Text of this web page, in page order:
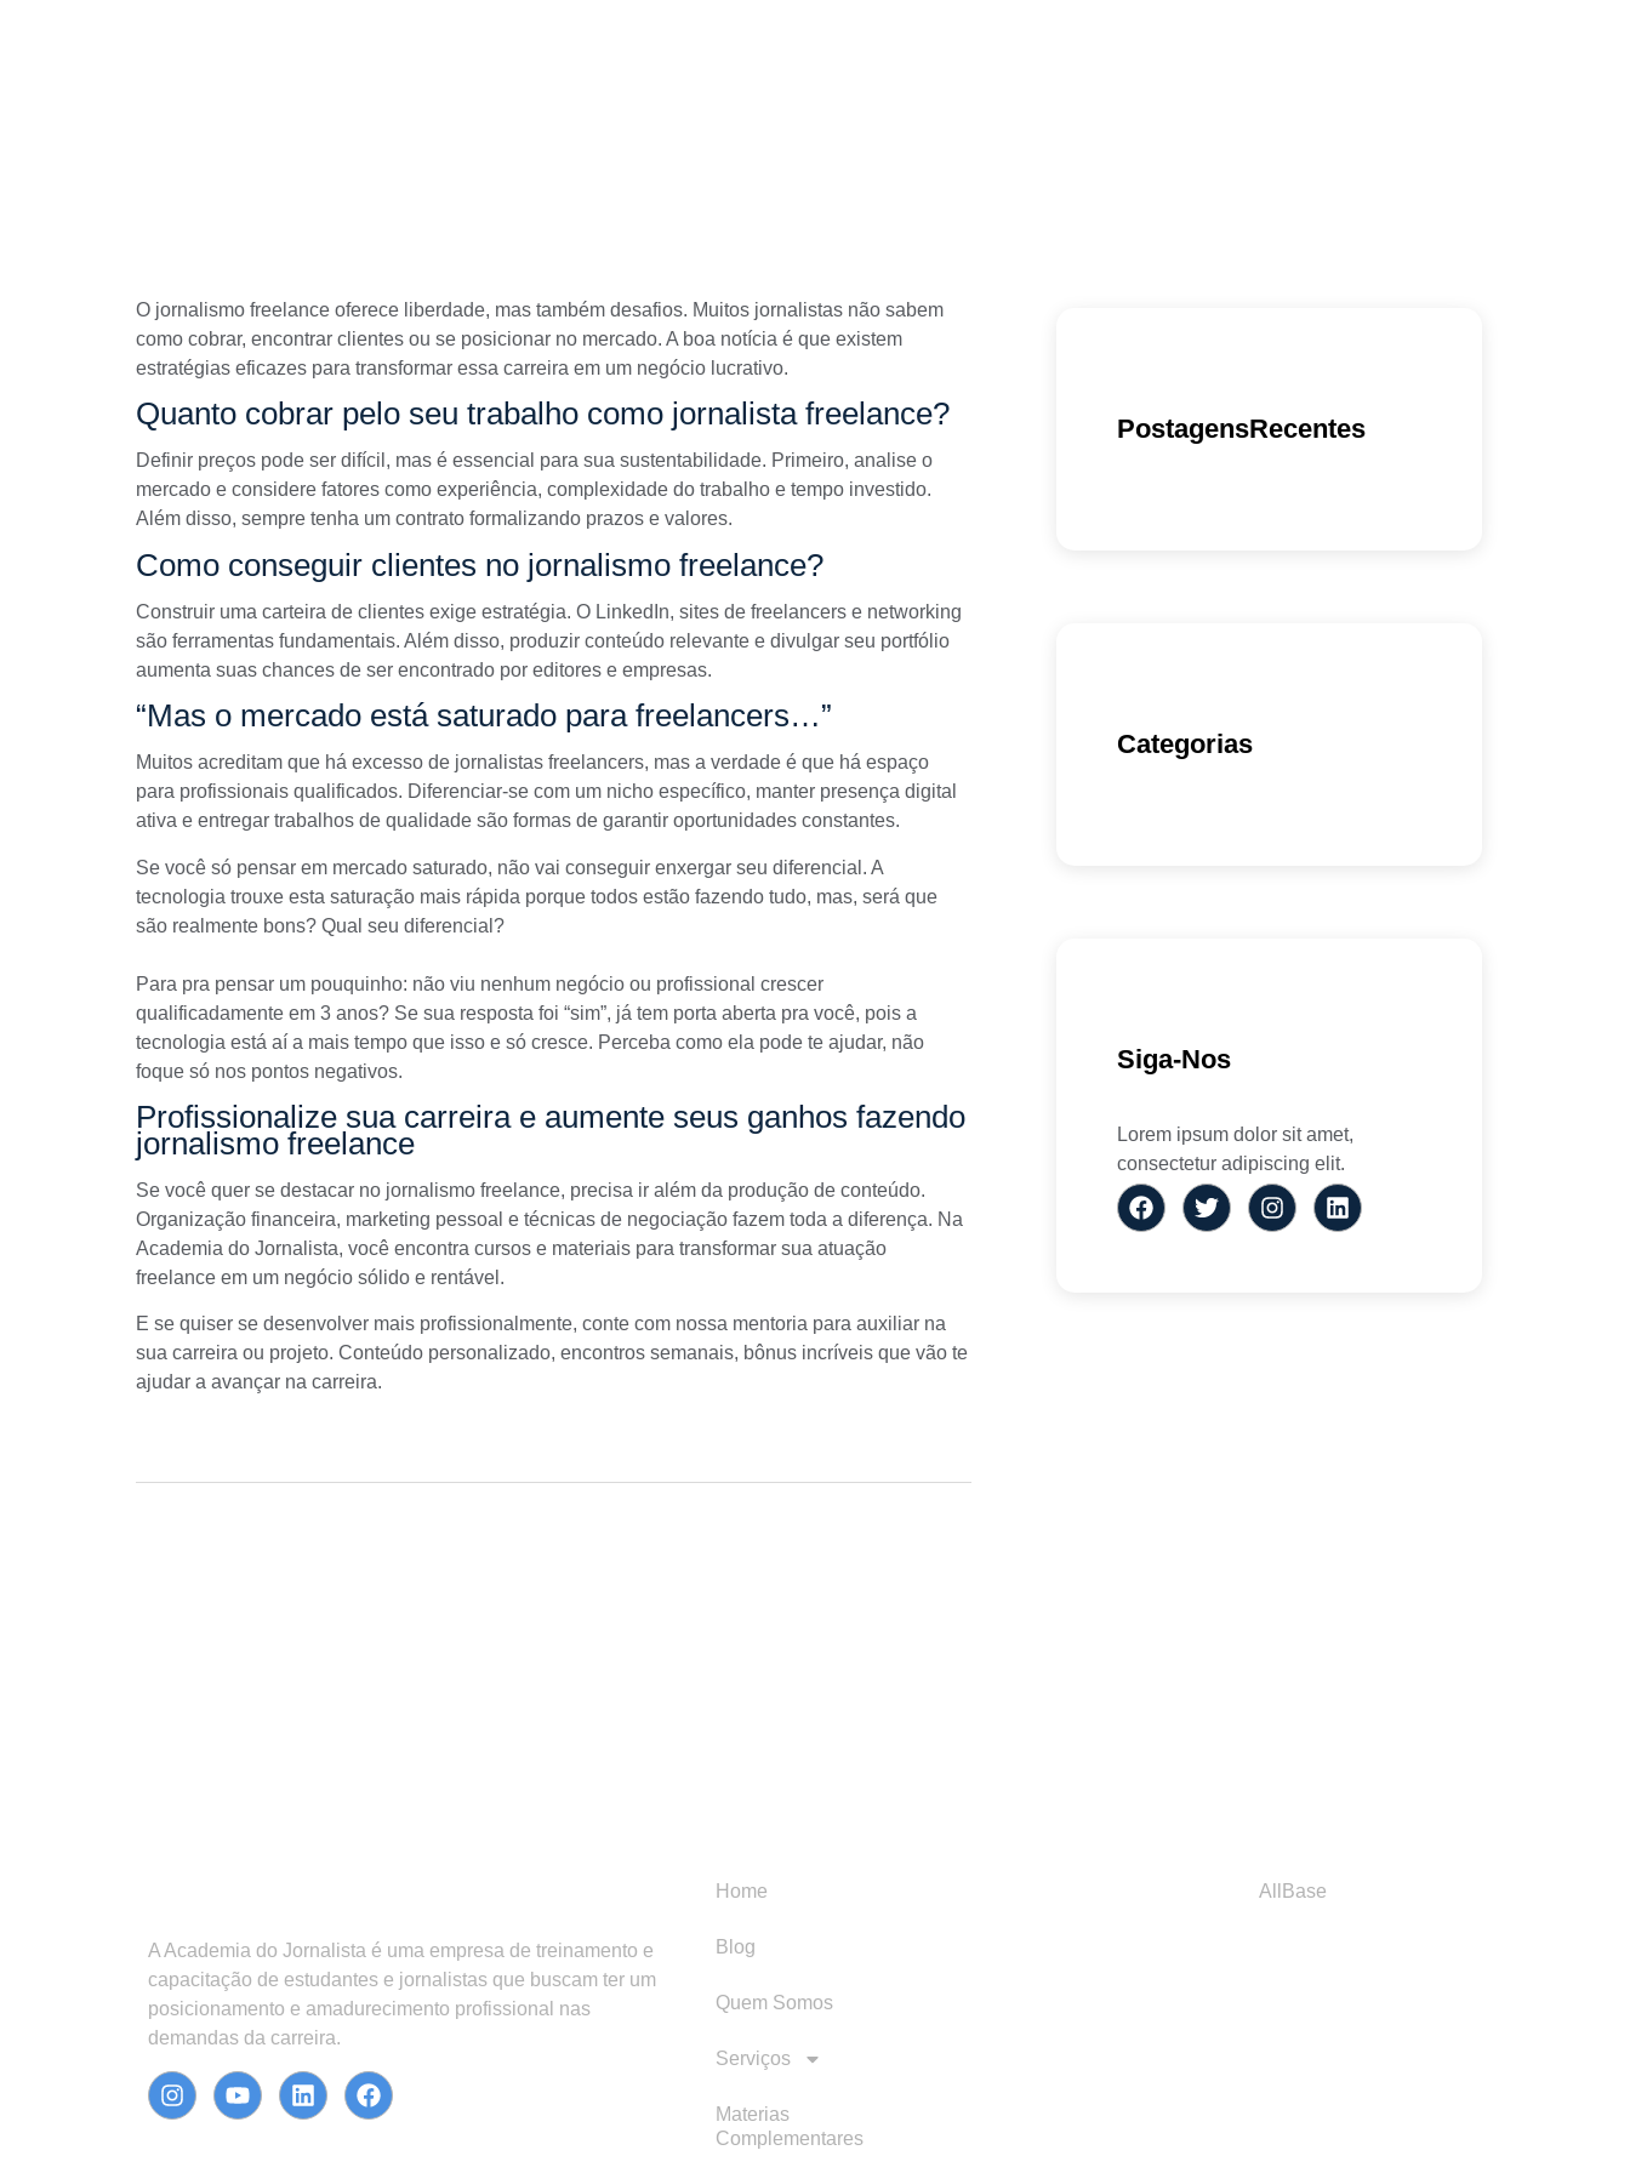
O jornalismo freelance oferece liberdade, mas também desafios. Muitos jornalistas não sabem
como cobrar, encontrar clientes ou se posicionar no mercado. A boa notícia é que existem
estratégias eficazes para transformar essa carreira em um negócio lucrativo.
Quanto cobrar pelo seu trabalho como jornalista freelance?
Definir preços pode ser difícil, mas é essencial para sua sustentabilidade. Primeiro, analise o
mercado e considere fatores como experiência, complexidade do trabalho e tempo investido.
Além disso, sempre tenha um contrato formalizando prazos e valores.
Como conseguir clientes no jornalismo freelance?
Construir uma carteira de clientes exige estratégia. O LinkedIn, sites de freelancers e networking
são ferramentas fundamentais. Além disso, produzir conteúdo relevante e divulgar seu portfólio
aumenta suas chances de ser encontrado por editores e empresas.
“Mas o mercado está saturado para freelancers…”
Muitos acreditam que há excesso de jornalistas freelancers, mas a verdade é que há espaço
para profissionais qualificados. Diferenciar-se com um nicho específico, manter presença digital
ativa e entregar trabalhos de qualidade são formas de garantir oportunidades constantes.
Se você só pensar em mercado saturado, não vai conseguir enxergar seu diferencial. A
tecnologia trouxe esta saturação mais rápida porque todos estão fazendo tudo, mas, será que
são realmente bons? Qual seu diferencial?
Para pra pensar um pouquinho: não viu nenhum negócio ou profissional crescer
qualificadamente em 3 anos? Se sua resposta foi “sim”, já tem porta aberta pra você, pois a
tecnologia está aí a mais tempo que isso e só cresce. Perceba como ela pode te ajudar, não
foque só nos pontos negativos.
Profissionalize sua carreira e aumente seus ganhos fazendo
jornalismo freelance
Se você quer se destacar no jornalismo freelance, precisa ir além da produção de conteúdo.
Organização financeira, marketing pessoal e técnicas de negociação fazem toda a diferença. Na
Academia do Jornalista, você encontra cursos e materiais para transformar sua atuação
freelance em um negócio sólido e rentável.
E se quiser se desenvolver mais profissionalmente, conte com nossa mentoria para auxiliar na
sua carreira ou projeto. Conteúdo personalizado, encontros semanais, bônus incríveis que vão te
ajudar a avançar na carreira.
PostagensRecentes
Categorias
Siga-Nos
Lorem ipsum dolor sit amet,
consectetur adipiscing elit.
A Academia do Jornalista é uma empresa de treinamento e
capacitação de estudantes e jornalistas que buscam ter um
posicionamento e amadurecimento profissional nas
demandas da carreira.
Home
Blog
Quem Somos
Serviços
Materias
Complementares
AllBase